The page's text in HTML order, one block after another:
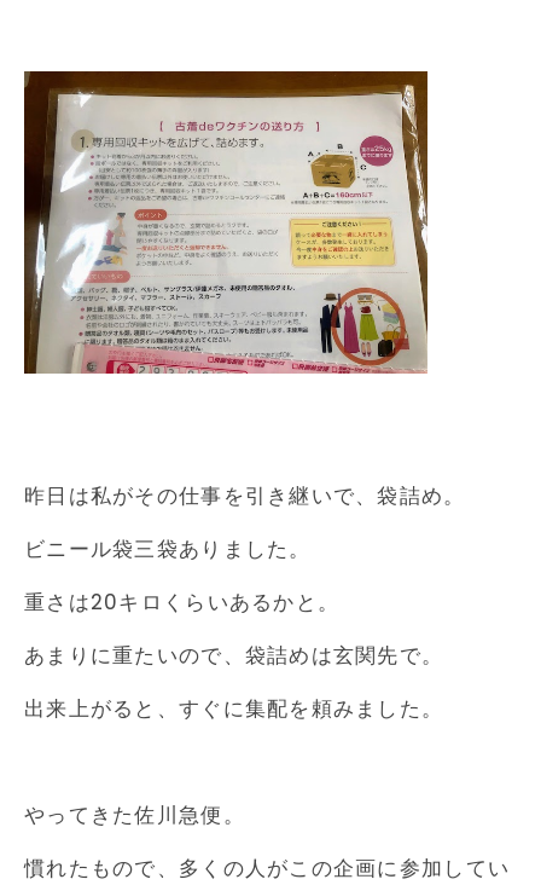
昨日は私がその仕事を引き継いで、袋詰め。
ビニール袋三袋ありました。
重さは20キロくらいあるかと。
あまりに重たいので、袋詰めは玄関先で。
出来上がると、すぐに集配を頼みました。
やってきた佐川急便。
慣れたもので、多くの人がこの企画に参加してい